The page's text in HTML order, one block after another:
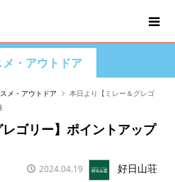
・アウトドア
メ・アウトドア
本日より【ミレー＆グレゴ
ゴリー】ポイントアップ
2024.04.19 好日山荘